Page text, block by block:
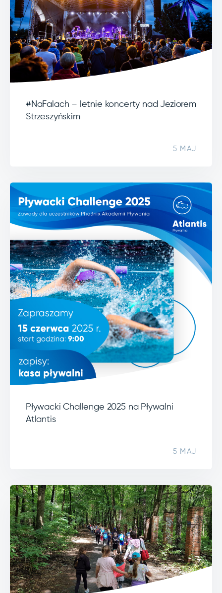
#NaFalach – letnie koncerty nad Jeziorem
Strzeszyńskim
5 MAJ
Pływacki Challenge 2025 na Pływalni
Atlantis
5 MAJ